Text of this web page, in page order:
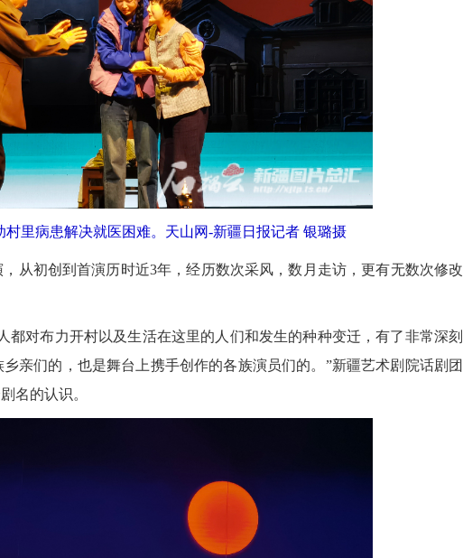
村里病患解决就医困难。天山网-新疆日报记者 银璐摄
初创到首演历时近3年，经历数次采风，数月走访，更有无数次修改
对布力开村以及生活在这里的人们和发生的种种变迁，有了非常深刻
亲们的，也是舞台上携手创作的各族演员们的。”新疆艺术剧院话剧团
名的认识。